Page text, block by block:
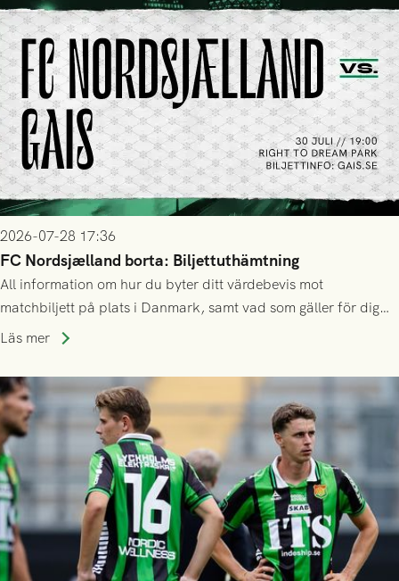
2026-07-28 17:36
FC Nordsjælland borta: Biljettuthämtning
All information om hur du byter ditt värdebevis mot
matchbiljett på plats i Danmark, samt vad som gäller för dig
som står på reservlista eller fått förhinder.
Läs mer